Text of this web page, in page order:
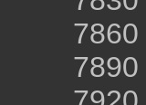
7860
7890